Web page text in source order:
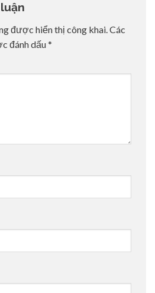
được hiển thị công khai.Các
đánh dấu*